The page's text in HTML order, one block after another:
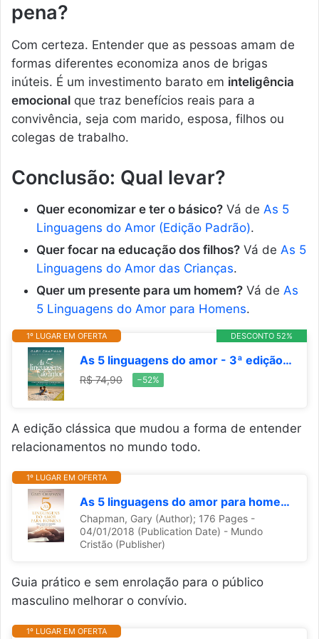
pena?
Com certeza. Entender que as pessoas amam de
formas diferentes economiza anos de brigas
inúteis. É um investimento barato em inteligência
emocional que traz benefícios reais para a
convivência, seja com marido, esposa, filhos ou
colegas de trabalho.
Conclusão: Qual levar?
Quer economizar e ter o básico? Vá de As 5
Linguagens do Amor (Edição Padrão).
Quer focar na educação dos filhos? Vá de As 5
Linguagens do Amor das Crianças.
Quer um presente para um homem? Vá de As
5 Linguagens do Amor para Homens.
DESCONTO 52%
1º LUGAR EM OFERTA
As 5 linguagens do amor - 3ª edição: Como expressar um compromisso de amor a seu cônjuge
R$ 74,90 −52%
A edição clássica que mudou a forma de entender
relacionamentos no mundo todo.
1º LUGAR EM OFERTA
As 5 linguagens do amor para homens: Como expressar um compromisso de amor a sua esposa
Chapman, Gary (Author); 176 Pages -
04/01/2018 (Publication Date) - Mundo
Cristão (Publisher)
Guia prático e sem enrolação para o público
masculino melhorar o convívio.
1º LUGAR EM OFERTA